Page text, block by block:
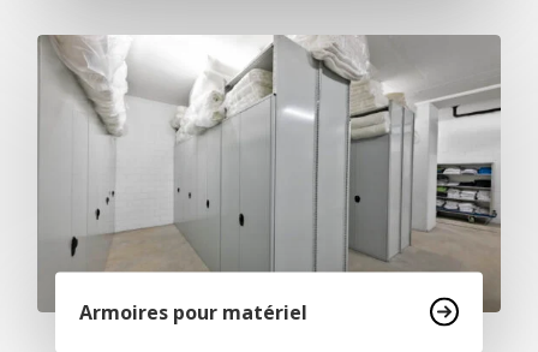
Armoires pour matériel